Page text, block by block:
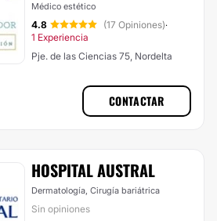
Médico estético
4.8 (17 Opiniones)·
1 Experiencia
Pje. de las Ciencias 75, Nordelta
CONTACTAR
HOSPITAL AUSTRAL
Dermatología, Cirugía bariátrica
Sin opiniones